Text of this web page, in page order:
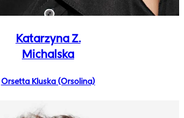
Katarzyna Z.
Michalska
Orsetta Kluska (Orsolina)